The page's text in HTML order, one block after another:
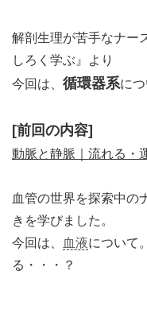
解剖生理が苦手なナー
しろく学ぶ』より
今回は、 循環器系に
[前回の内容]
動脈と静脈｜流れる・
血管の世界を探索中の
きを学びました。
今回は、
血液について
る・・・？